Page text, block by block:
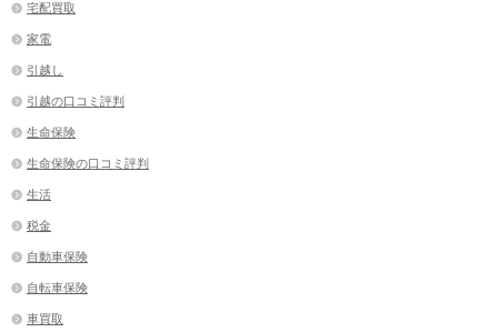
宅配買取
家電
引越し
引越の口コミ評判
生命保険
生命保険の口コミ評判
生活
税金
自動車保険
自転車保険
車買取